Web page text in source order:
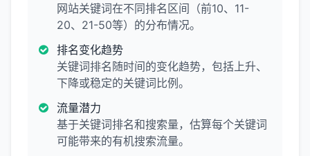
网站关键词在不同排名区间（前10、11-
20、21-50等）的分布情况。
排名变化趋势
关键词排名随时间的变化趋势，包括上升、
下降或稳定的关键词比例。
流量潜力
基于关键词排名和搜索量，估算每个关键词
可能带来的有机搜索流量。